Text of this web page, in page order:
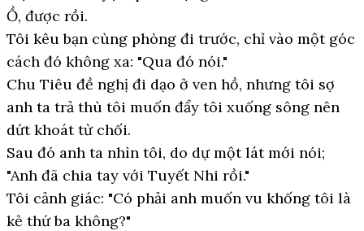
Ồ, được rồi.
Tôi kêu bạn cùng phòng đi trước, chỉ vào một góc
cách đó không xa: "Qua đó nói."
Chu Tiêu đề nghị đi dạo ở ven hồ, nhưng tôi sợ
anh ta trả thù tôi muốn đẩy tôi xuống sông nên
dứt khoát từ chối.
Sau đó anh ta nhìn tôi, do dự một lát mới nói;
"Anh đã chia tay với Tuyết Nhi rồi."
Tôi cảnh giác: "Có phải anh muốn vu khống tôi là
kẻ thứ ba không?"